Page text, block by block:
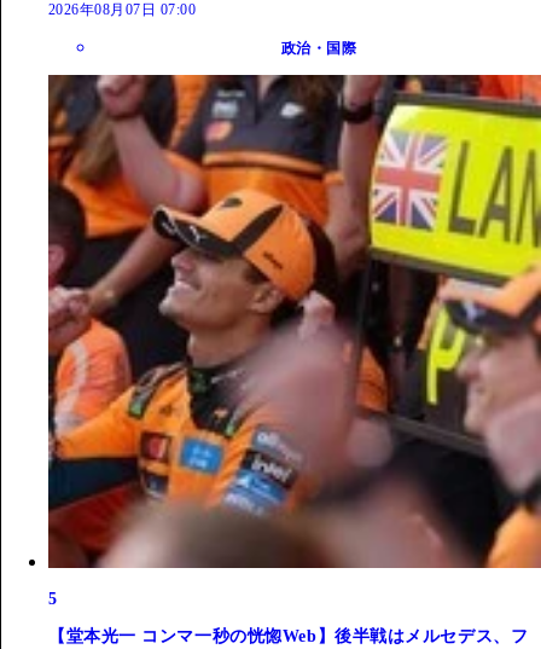
2026年08月07日 07:00
政治・国際
5
【堂本光一 コンマ一秒の恍惚Web】後半戦はメルセデス、フ